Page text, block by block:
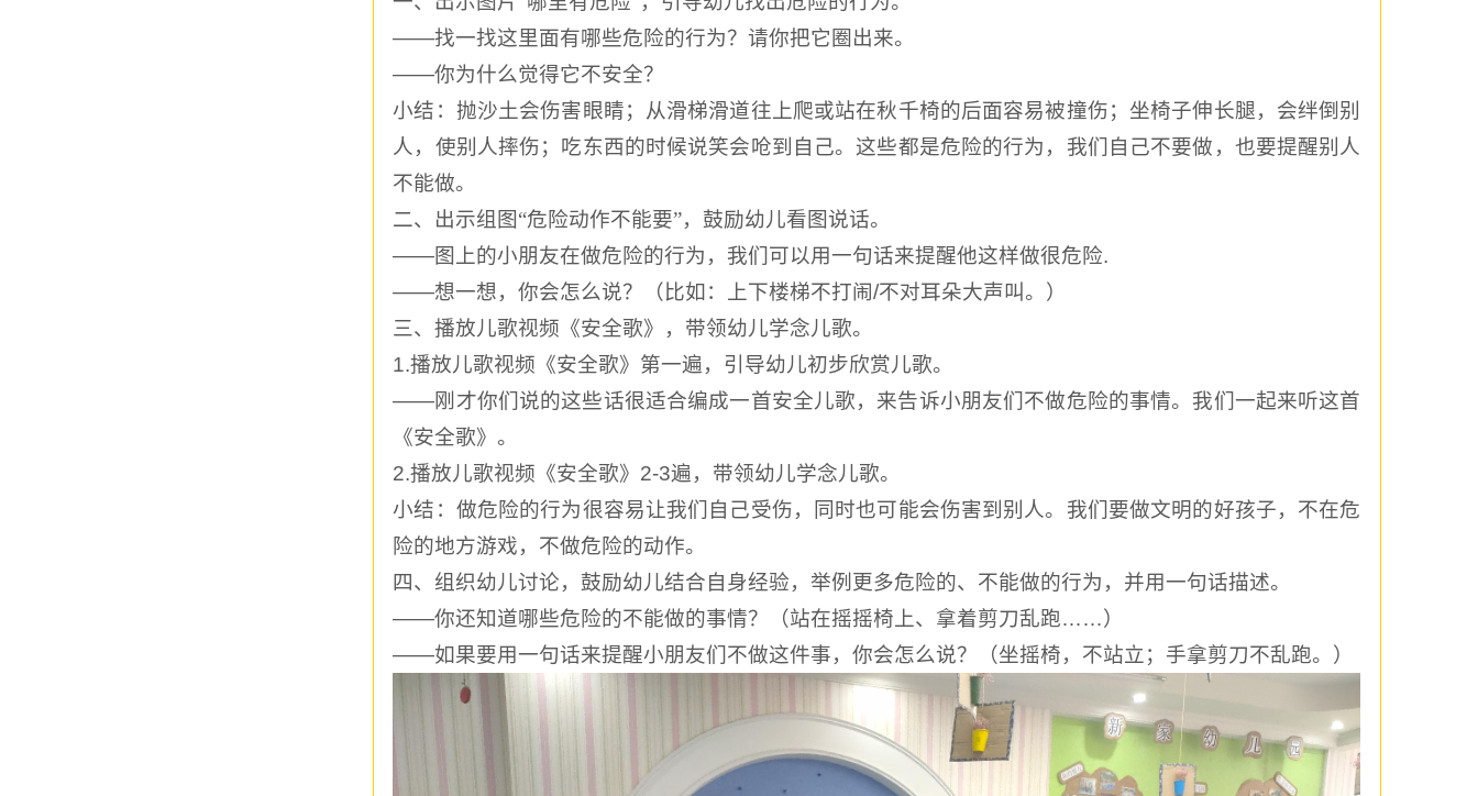
——找一找这里面有哪些危险的行为？请你把它圈出来。
——你为什么觉得它不安全？
小结：抛沙土会伤害眼睛；从滑梯滑道往上爬或站在秋千椅的后面容易被撞伤；坐椅子伸长腿，会绊倒别
人，使别人摔伤；吃东西的时候说笑会呛到自己。这些都是危险的行为，我们自己不要做，也要提醒别人
不能做。
二、出示组图“危险动作不能要”，鼓励幼儿看图说话。
——图上的小朋友在做危险的行为，我们可以用一句话来提醒他这样做很危险.
——想一想，你会怎么说？（比如：上下楼梯不打闹/不对耳朵大声叫。）
三、播放儿歌视频《安全歌》，带领幼儿学念儿歌。
1.播放儿歌视频《安全歌》第一遍，引导幼儿初步欣赏儿歌。
——刚才你们说的这些话很适合编成一首安全儿歌，来告诉小朋友们不做危险的事情。我们一起来听这首
《安全歌》。
2.播放儿歌视频《安全歌》2-3遍，带领幼儿学念儿歌。
小结：做危险的行为很容易让我们自己受伤，同时也可能会伤害到别人。我们要做文明的好孩子，不在危
险的地方游戏，不做危险的动作。
四、组织幼儿讨论，鼓励幼儿结合自身经验，举例更多危险的、不能做的行为，并用一句话描述。
——你还知道哪些危险的不能做的事情？（站在摇摇椅上、拿着剪刀乱跑……）
——如果要用一句话来提醒小朋友们不做这件事，你会怎么说？（坐摇椅，不站立；手拿剪刀不乱跑。）